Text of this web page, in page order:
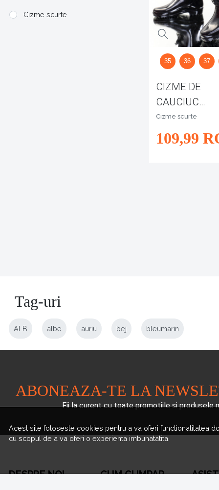
Cizme scurte
CIZME DE
CAUCIUC
CARMELA
Cizme scurte
109,99
35 36 37
Acest site foloseste cookies pentru a va oferi functionalitatea
cu scopul de a va oferi o experienta imbunatatita.
Tag-uri
ALB albe auriu bej bleumarin
ABONEAZA-TE LA
Fii la curent cu toate promotiile si produsele
DESPRE NOI CUM CUMPAR